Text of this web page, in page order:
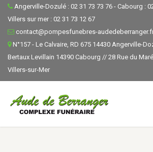
Angerville-Dozulé : 02 31 73 73 76 - Cabourg :
Villers sur mer : 02 31 73 12 67
contact@pompesfunebres-
N°157 - Le Calvaire, RD 675 14430 Angerville-
Bertaux Levillain 14390 Cabourg // 28 Rue du
Villers-sur-Mer